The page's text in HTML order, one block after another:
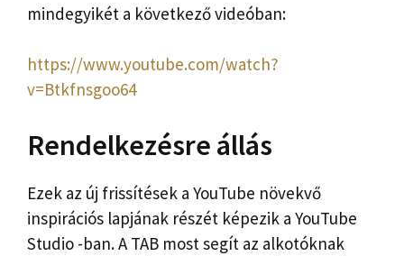
mindegyikét a következő videóban:
https://www.youtube.com/watch?
v=Btkfnsgoo64
Rendelkezésre állás
Ezek az új frissítések a YouTube növekvő
inspirációs lapjának részét képezik a YouTube
Studio -ban. A TAB most segít az alkotóknak